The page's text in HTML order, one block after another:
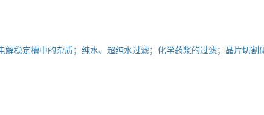
解稳定槽中的杂质；纯水、超纯水过滤；化学药浆的过滤；晶片切